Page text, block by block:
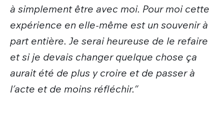
à simplement être avec moi. Pour moi cette
expérience en elle-même est un souvenir à
part entière. Je serai heureuse de le refaire
et si je devais changer quelque chose ça
aurait été de plus y croire et de passer à
l’acte et de moins réfléchir.”